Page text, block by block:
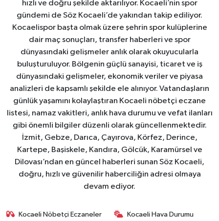
hızlı ve doğru şekilde aktarılıyor. Kocaeli’nin spor
gündemi de Söz Kocaeli’de yakından takip ediliyor.
Kocaelispor başta olmak üzere şehrin spor kulüplerine
dair maç sonuçları, transfer haberleri ve spor
dünyasındaki gelişmeler anlık olarak okuyucularla
buluşturuluyor. Bölgenin güçlü sanayisi, ticaret ve iş
dünyasındaki gelişmeler, ekonomik veriler ve piyasa
analizleri de kapsamlı şekilde ele alınıyor. Vatandaşların
günlük yaşamını kolaylaştıran Kocaeli nöbetçi eczane
listesi, namaz vakitleri, anlık hava durumu ve vefat ilanları
gibi önemli bilgiler düzenli olarak güncellenmektedir.
İzmit, Gebze, Darıca, Çayırova, Körfez, Derince,
Kartepe, Başiskele, Kandıra, Gölcük, Karamürsel ve
Dilovası’ndan en güncel haberleri sunan Söz Kocaeli,
doğru, hızlı ve güvenilir haberciliğin adresi olmaya
devam ediyor.
Kocaeli Nöbetçi Eczaneler Kocaeli Hava Durumu